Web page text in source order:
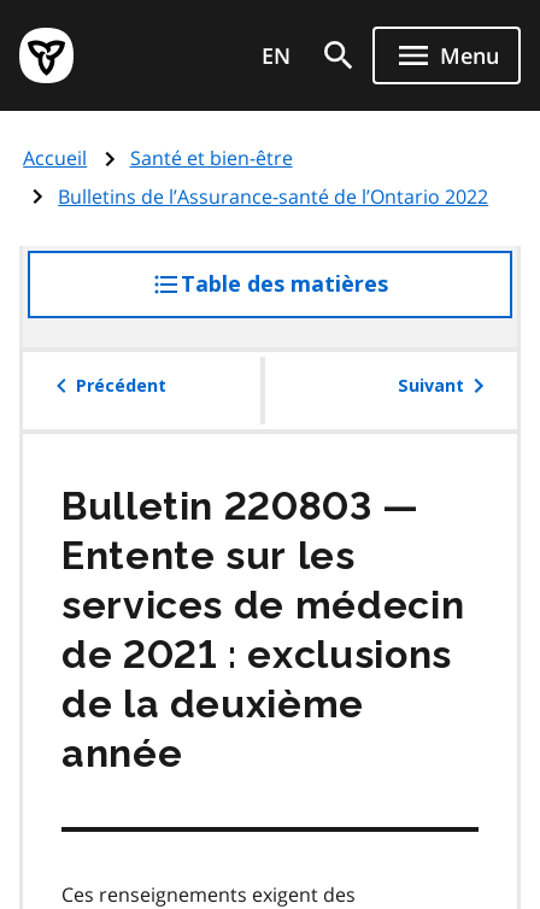
au
contenu
principal
Page
d'accueil
de
l'Ontario
EN Menu
Accueil
Santé et bien-être
Bulletins de l’Assurance-santé de l’Ontario 2022
Table des matières
à
table
Précédent Suivant
Bulletin 220803 —
Entente sur les
services de médecin
de 2021 : exclusions
de la deuxième
année
Ces renseignements exigent des